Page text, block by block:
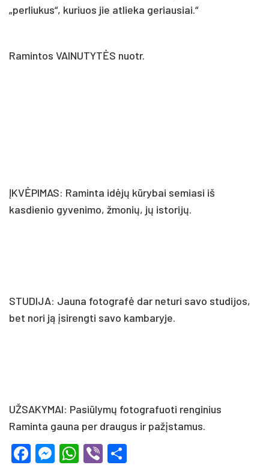
„perliukus“, kuriuos jie atlieka geriausiai.“
Ramintos VAINUTYTĖS nuotr.
ĮKVĖPIMAS: Raminta idėjų kūrybai semiasi iš
kasdienio gyvenimo, žmonių, jų istorijų.
STUDIJA: Jauna fotografė dar neturi savo studijos,
bet nori ją įsirengti savo kambaryje.
UŽSAKYMAI: Pasiūlymų fotografuoti renginius
Raminta gauna per draugus ir pažįstamus.
Facebook
Messenger
WhatsApp
Viber